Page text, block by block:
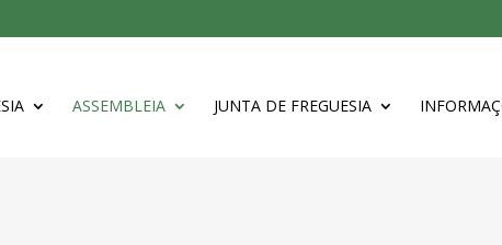
ASSEMBLEIA JUNTA DE FREGUESIA